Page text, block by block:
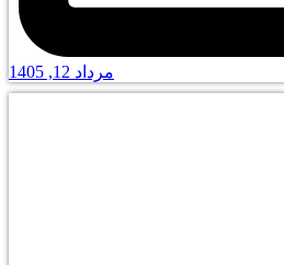
مرداد 12, 1405